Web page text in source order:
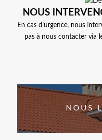
NOUS
En cas d’urgence, nous
pas à nous contacter via
NOUS